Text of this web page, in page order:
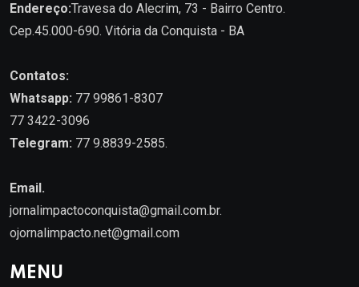
Endereço:Travesa do Alecrim, 73 - Bairro Centro.
Cep.45.000-690. Vitória da Conquista - BA
Contatos:
Whatsapp: 77 99861-8307
77 3422-3096
Telegram: 77 9.8839-2585.
Email.
jornalimpactoconquista@gmail.com.br.
ojornalimpacto.net@gmail.com
MENU